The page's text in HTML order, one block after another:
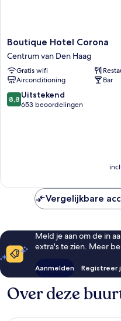
Boutique
Hotel
Corona
Centrum
van
Den
Haag
Boutique Hotel Corona
Centrum van Den Haag
Gratis wifi
Airconditioning
Bar
8.8
van
8,8 Uitstekend
653 beoordelingen
Vergelijkbare
Meld je aan om de in
extra's te zien. Meer
Aanmelden Registreer
Over deze